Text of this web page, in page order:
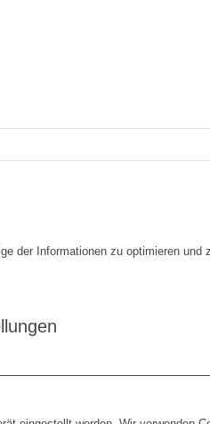
der Informationen zu optimieren